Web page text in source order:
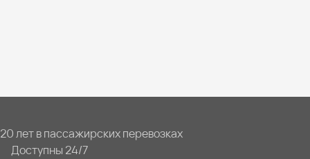
20 лет в пассажирских перевозках
Доступны 24/7